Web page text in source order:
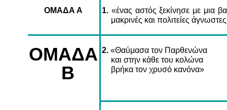
ΟΜΑΔΑ Α 1. «ένας αστός ξεκίνησε με μια
μακρινές και πολιτείες
ΟΜΑΔΑ
Β
2. «Θαύμασα τον Παρθενώνα
και στην κάθε του κολώνα
βρήκα τον χρυσό κανόνα»